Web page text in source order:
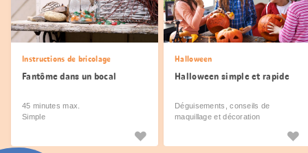
Instructions de bricolage
Fantôme dans un bocal
45 minutes max.
Simple
Halloween
Halloween simple et rapide
Déguisements, conseils de
maquillage et décoration